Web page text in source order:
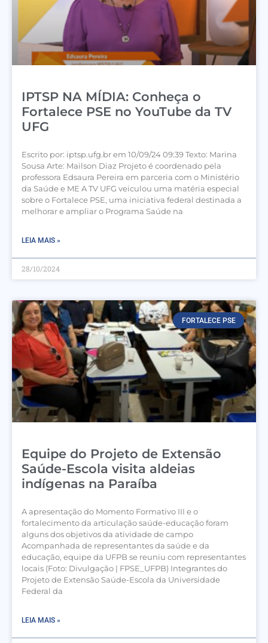
IPTSP NA MÍDIA: Conheça o
Fortalece PSE no YouTube da TV
UFG
Escrito por: iptsp.ufg.br em 10/09/24 09:39 Texto: Marina
Sousa Arte: Mailson Diaz Projeto é coordenado pela
professora Edsaura Pereira em parceria com o Ministério
da Saúde e ME A TV UFG veiculou uma matéria especial
sobre o Fortalece PSE, uma iniciativa federal destinada a
melhorar e ampliar o Programa Saúde na
LEIA MAIS »
28/10/2024
FORTALECE PSE
Equipe do Projeto de Extensão
Saúde-Escola visita aldeias
indígenas na Paraíba
A apresentação do Momento Formativo III e o
fortalecimento da articulação saúde-educação foram
alguns dos objetivos da atividade de campo
Acompanhada de representantes da saúde e da
educação, equipe da UFPB se reuniu com representantes
locais (Foto: Divulgação | FPSE_UFPB) Integrantes do
Projeto de Extensão Saúde-Escola da Universidade
Federal da
LEIA MAIS »